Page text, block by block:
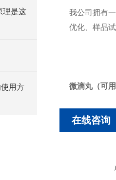
理是这
用方
我公司拥有
优化、样品
微滴丸（可
在线咨询